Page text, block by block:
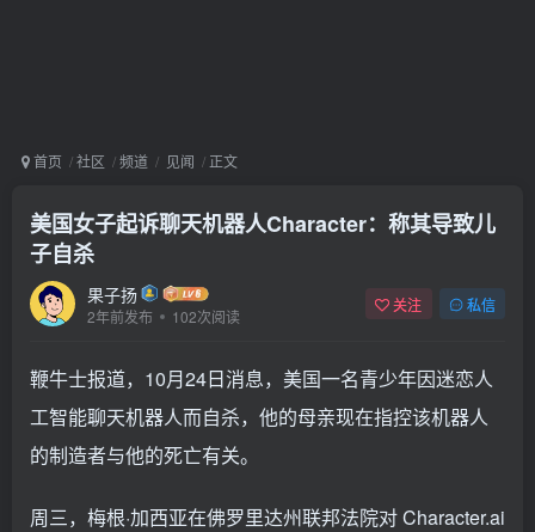
首页 社区 频道 见闻 正文
美国女子起诉聊天机器人Character：称其导致儿
子自杀
果子扬
2年前发布 102次阅读
关注 私信
鞭牛士报道，10月24日消息，美国一名青少年因迷恋人
工智能聊天机器人而自杀，他的母亲现在指控该机器人
的制造者与他的死亡有关。
周三，梅根·加西亚在佛罗里达州联邦法院对 Character.ai